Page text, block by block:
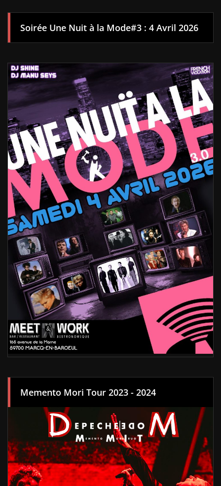
Soirée Une Nuit à la Mode#3 : 4 Avril 2026
Memento Mori Tour 2023 - 2024